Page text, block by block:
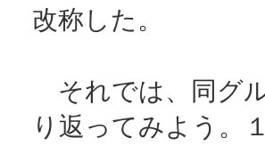
改称した。
それでは、同グ
り返ってみよう。